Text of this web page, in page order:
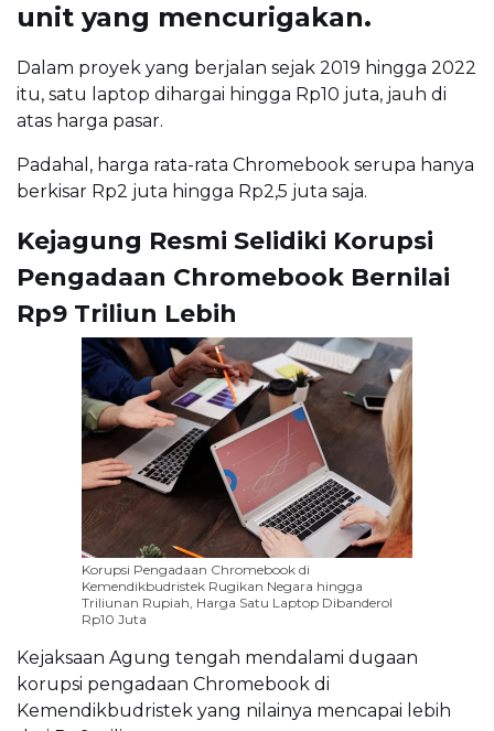
unit yang mencurigakan.
Dalam proyek yang berjalan sejak 2019 hingga 2022
itu, satu laptop dihargai hingga Rp10 juta, jauh di
atas harga pasar.
Padahal, harga rata-rata Chromebook serupa hanya
berkisar Rp2 juta hingga Rp2,5 juta saja.
Kejagung Resmi Selidiki Korupsi
Pengadaan Chromebook Bernilai
Rp9 Triliun Lebih
Korupsi Pengadaan Chromebook di
Kemendikbudristek Rugikan Negara hingga
Triliunan Rupiah, Harga Satu Laptop Dibanderol
Rp10 Juta
Kejaksaan Agung tengah mendalami dugaan
korupsi pengadaan Chromebook di
Kemendikbudristek yang nilainya mencapai lebih